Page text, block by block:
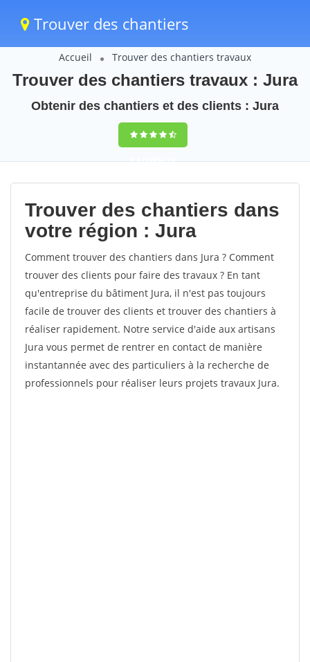
Trouver des chantiers
Accueil Trouver des chantiers travaux
Trouver des chantiers travaux : Jura
Obtenir des chantiers et des clients : Jura
9,5(100%)72
votes
Trouver des chantiers dans
votre région : Jura
Comment trouver des chantiers dans Jura ? Comment
trouver des clients pour faire des travaux ? En tant
qu'entreprise du bâtiment Jura, il n'est pas toujours
facile de trouver des clients et trouver des chantiers à
réaliser rapidement. Notre service d'aide aux artisans
Jura vous permet de rentrer en contact de manière
instantannée avec des particuliers à la recherche de
professionnels pour réaliser leurs projets travaux Jura.